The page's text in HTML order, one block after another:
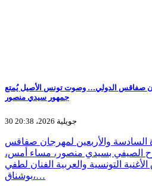
صفاقس الدولي… وصوت تونس الأصيل يُمتع
جمهور سيدي منصور
30 جويلية 2026، 20:38
السادسة والأربعين لمهرجان صفاقس
الصيفي بسيدي منصور، مساء أمس،
التونسية والعربية الفنان لطفي
بوشناق،…